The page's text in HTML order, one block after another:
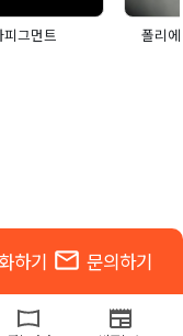
그먼트 폴리
하기 email 문의하기